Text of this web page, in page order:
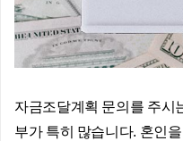
자금조달계획 문의를 주시
부가 특히 많습니다. 혼인